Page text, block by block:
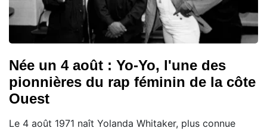
Née un 4 août : Yo-Yo, l'une des
pionnières du rap féminin de la côte
Ouest
Le 4 août 1971 naît Yolanda Whitaker, plus connue